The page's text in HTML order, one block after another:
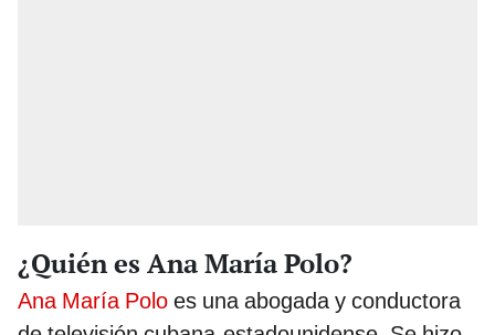
¿Quién es Ana María Polo?
Ana María Polo es una abogada y conductora